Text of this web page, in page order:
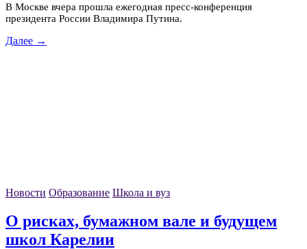
В Москве вчера прошла ежегодная пресс-конференция
президента России Владимира Путина.
Далее →
Новости Образование Школа и вуз
О рисках, бумажном вале и будущем
школ Карелии